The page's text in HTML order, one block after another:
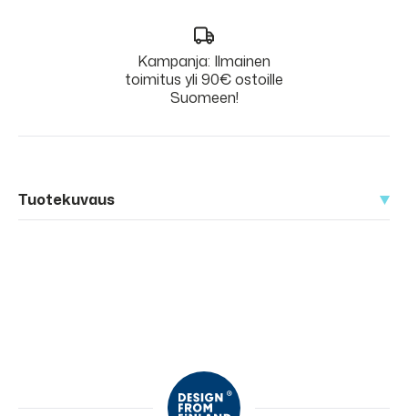
Kampanja: Ilmainen
toimitus yli 90€ ostoille
Suomeen!
Tuotekuvaus